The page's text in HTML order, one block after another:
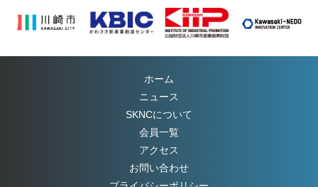
ホーム
ニュース
SKNCについて
会員一覧
アクセス
お問い合わせ